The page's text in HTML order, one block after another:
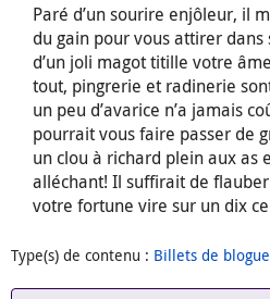
Paré d’un sourire enjôleur, il
du gain pour vous attirer dans
d’un joli magot titille votre
tout, pingrerie et radinerie
un peu d’avarice n’a jamais
pourrait vous faire passer de
un clou à richard plein aux as
alléchant! Il suffirait de
votre fortune vire sur un dix
Type(s) de contenu : Billets de blogue